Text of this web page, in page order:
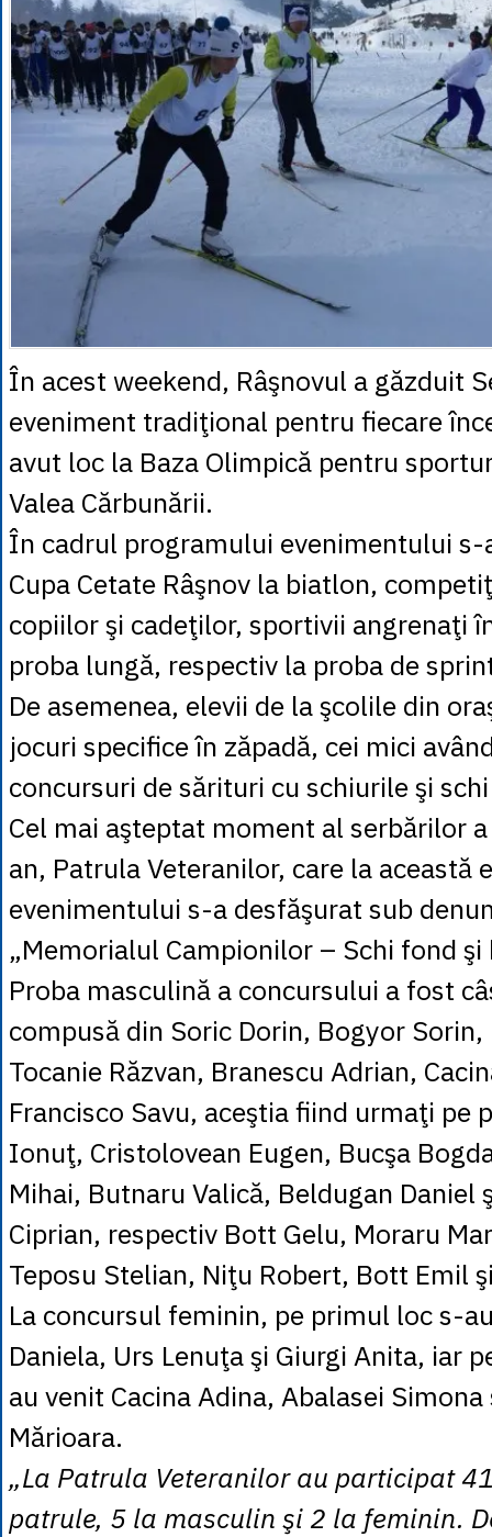
În acest weekend, Râşnovul a găzduit
eveniment tradiţional pentru fiecare
avut loc la Baza Olimpică pentru
Valea Cărbunării.
În cadrul programului evenimentului s-
Cupa Cetate Râşnov la biatlon,
copiilor şi cadeţilor, sportivii angrenaţi
proba lungă, respectiv la proba de
De asemenea, elevii de la şcolile din
jocuri specifice în zăpadă, cei mici
concursuri de sărituri cu schiurile şi
Cel mai aşteptat moment al serbărilor
an, Patrula Veteranilor, care la această
evenimentului s-a desfăşurat sub
„Memorialul Campionilor – Schi fond şi
Proba masculină a concursului a fost
compusă din Soric Dorin, Bogyor Sorin,
Tocanie Răzvan, Branescu Adrian,
Francisco Savu, aceştia fiind urmaţi pe
Ionuţ, Cristolovean Eugen, Bucşa
Mihai, Butnaru Valică, Beldugan Daniel
Ciprian, respectiv Bott Gelu, Moraru
Teposu Stelian, Niţu Robert, Bott Emil
La concursul feminin, pe primul loc s-
Daniela, Urs Lenuţa şi Giurgi Anita, iar
au venit Cacina Adina, Abalasei Simona
Mărioara.
„La Patrula Veteranilor au participat
patrule, 5 la masculin şi 2 la feminin.